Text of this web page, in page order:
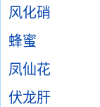
风化硝
蜂蜜
凤仙花
伏龙肝